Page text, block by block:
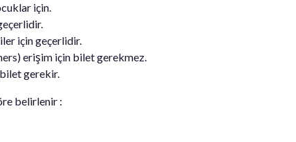
için.
için geçerlidir.
erişim için bilet gerekmez.
gerekir.
belirlenir :